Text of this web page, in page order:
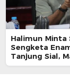
Halimun Minta
Sengketa
Tanjung Sial,
Jangan Terus